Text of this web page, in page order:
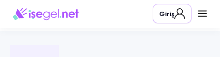
Pozisyon
Moto Kurye
Giriş